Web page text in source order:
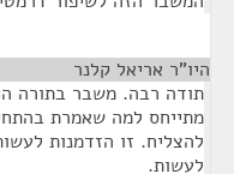
היו"ר אריאל קלנר
תודה רבה. משבר בתורה
מתייחס למה שאמרת
להצליח. זו הזדמנות
לעשות.